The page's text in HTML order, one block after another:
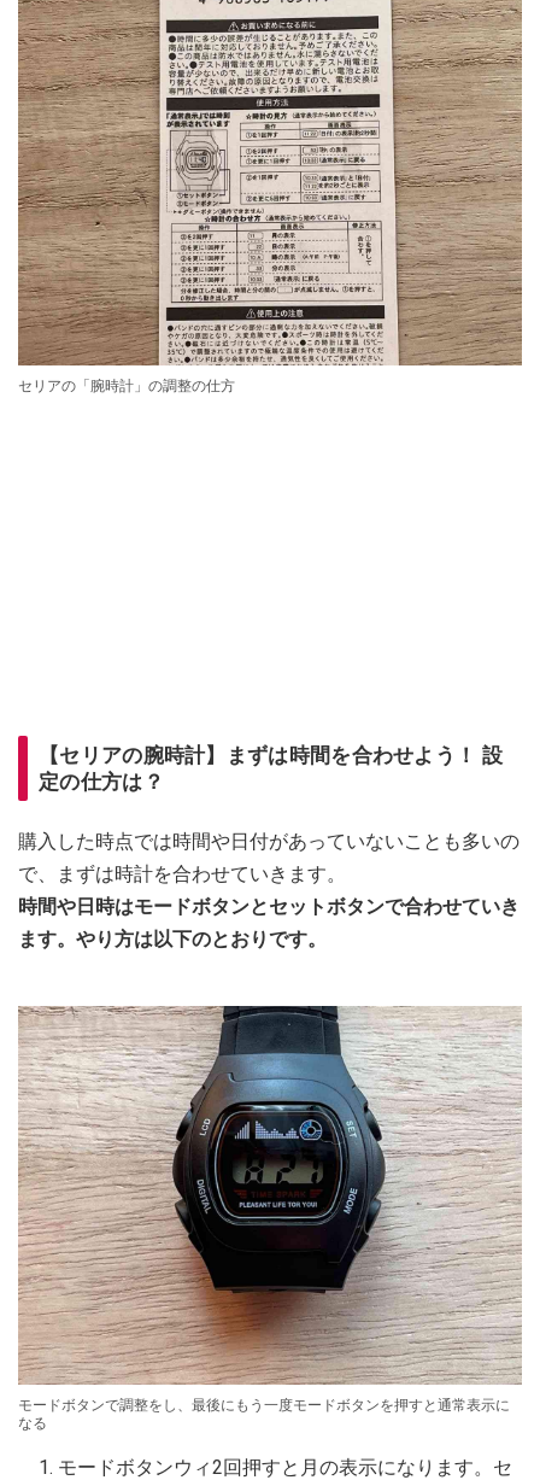
セリアの「腕時計」の調整の仕方
【セリアの腕時計】まずは時間を合わせよう！ 設
定の仕方は？
購入した時点では時間や日付があっていないことも多いの
で、まずは時計を合わせていきます。
時間や日時はモードボタンとセットボタンで合わせていき
ます。やり方は以下のとおりです。
モードボタンで調整をし、最後にもう一度モードボタンを押すと通常表示に
なる
モードボタンウィ2回押すと月の表示になります。セ